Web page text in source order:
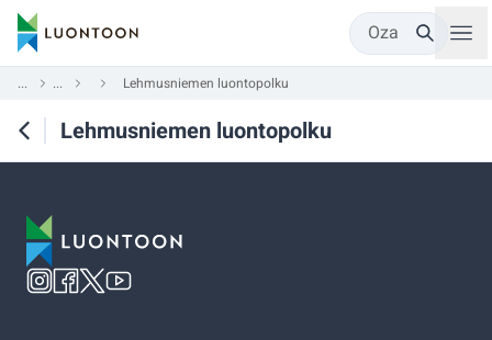
Oza
... ... Lehmusniemen luontopolku
Lehmusniemen luontopolku